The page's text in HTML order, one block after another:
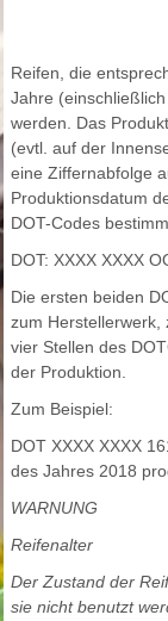
Reifen, die
Jahre
werden. Das
(evtl. auf der
eine Ziffernabfolge
Produktionsdatum
DOT-Codes
DOT: XXXX XXXX
Die ersten beiden
zum Herstellerwerk,
vier Stellen des
der Produktion.
Zum Beispiel:
DOT XXXX XXXX
des Jahres 2018
WARNUNG
Reifenalter
Der Zustand der
sie nicht benutzt